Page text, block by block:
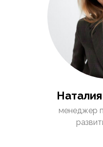
менеджер